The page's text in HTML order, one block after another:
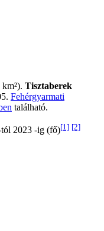
Tisztaberek
Fehérgyarmati
található.
tól 2023 -ig (fő)[1] [2]